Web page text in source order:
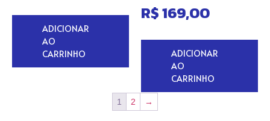
ADICIONAR
AO
CARRINHO
R$169,00
ADICIONAR
AO
CARRINHO
1 2 →